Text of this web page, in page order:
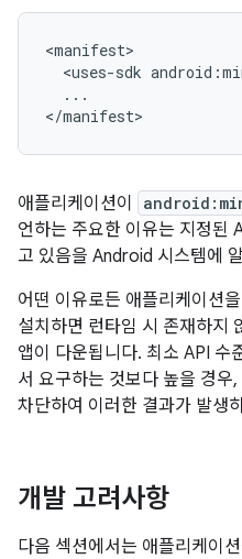
<uses-sdk
...
</manifest>
애플리케이션이
언하는 주요한 이유는 지정된
고 있음을 Android 시스템에
어떤 이유로든 애플리케이션
설치하면 런타임 시 존재하지
앱이 다운됩니다. 최소 API 수
서 요구하는 것보다 높을 경우
차단하여 이러한 결과가 발생
개발 고려사항
다음 섹션에서는 애플리케이